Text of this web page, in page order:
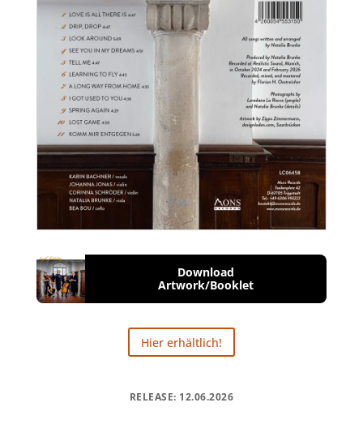
Download
Artwork/Booklet
Hier erhältlich!
RELEASE: 12.06.2026